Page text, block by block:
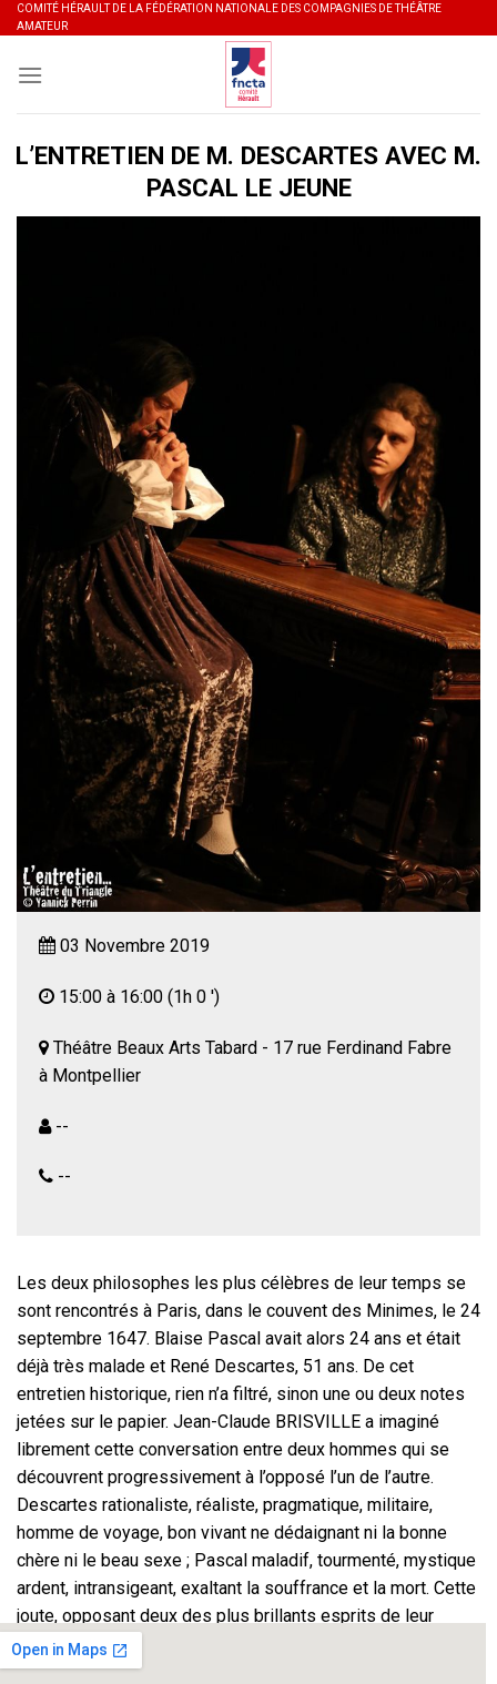
Skip
to
content
COMITÉ HÉRAULT DE LA FÉDÉRATION NATIONALE DES COMPAGNIES DE THÉÂTRE
AMATEUR
L’ENTRETIEN DE M. DESCARTES AVEC M.
PASCAL LE JEUNE
03 Novembre 2019
15:00 à 16:00 (1h 0 ')
Théâtre Beaux Arts Tabard - 17 rue Ferdinand Fabre
à Montpellier
--
--
Les deux philosophes les plus célèbres de leur temps se
sont rencontrés à Paris, dans le couvent des Minimes, le 24
septembre 1647. Blaise Pascal avait alors 24 ans et était
déjà très malade et René Descartes, 51 ans. De cet
entretien historique, rien n’a filtré, sinon une ou deux notes
jetées sur le papier. Jean-Claude BRISVILLE a imaginé
librement cette conversation entre deux hommes qui se
découvrent progressivement à l’opposé l’un de l’autre.
Descartes rationaliste, réaliste, pragmatique, militaire,
homme de voyage, bon vivant ne dédaignant ni la bonne
chère ni le beau sexe ; Pascal maladif, tourmenté, mystique
ardent, intransigeant, exaltant la souffrance et la mort. Cette
joute, opposant deux des plus brillants esprits de leur
siècle, donne à voir et à entendre des désaccords toujours
d’actualité. Loin des déclamations ennuyeuses du théâtre